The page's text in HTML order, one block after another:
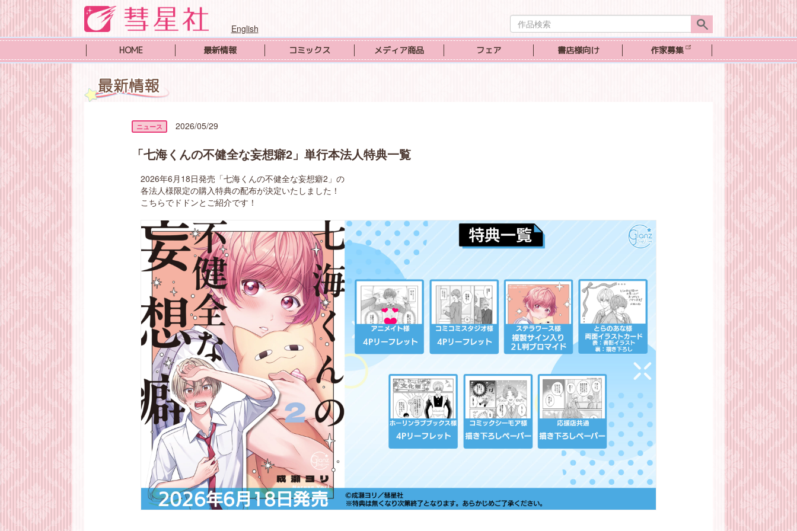
English
作
品
検
HOME 最新情報 コミックス メディア商品 フェア 書店様向け 作家募集
2026/05/29
「七海くんの不健全な妄想癖2」単行本法人特典一覧
2026年6月18日発売「七海くんの不健全な妄想癖2」の
各法人様限定の購入特典の配布が決定いたしました！
こちらでドドンとご紹介です！